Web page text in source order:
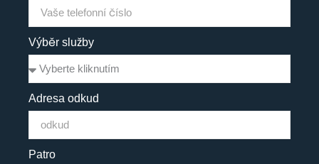
Výběr služby
Adresa odkud
Patro